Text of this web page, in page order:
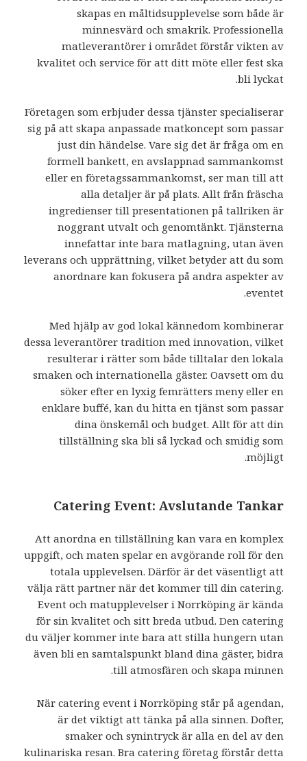
skapas en måltidsupplevelse som både är
minnesvärd och smakrik. Professionella
matleverantörer i området förstår vikten av
kvalitet och service för att ditt möte eller fest ska
bli lyckat.
Företagen som erbjuder dessa tjänster specialiserar
sig på att skapa anpassade matkoncept som passar
just din händelse. Vare sig det är fråga om en
formell bankett, en avslappnad sammankomst
eller en företagssammankomst, ser man till att
alla detaljer är på plats. Allt från fräscha
ingredienser till presentationen på tallriken är
noggrant utvalt och genomtänkt. Tjänsterna
innefattar inte bara matlagning, utan även
leverans och upprättning, vilket betyder att du som
anordnare kan fokusera på andra aspekter av
eventet.
Med hjälp av god lokal kännedom kombinerar
dessa leverantörer tradition med innovation, vilket
resulterar i rätter som både tilltalar den lokala
smaken och internationella gäster. Oavsett om du
söker efter en lyxig femrätters meny eller en
enklare buffé, kan du hitta en tjänst som passar
dina önskemål och budget. Allt för att din
tillställning ska bli så lyckad och smidig som
möjligt.
Catering Event: Avslutande Tankar
Att anordna en tillställning kan vara en komplex
uppgift, och maten spelar en avgörande roll för den
totala upplevelsen. Därför är det väsentligt att
välja rätt partner när det kommer till din catering.
Event och matupplevelser i Norrköping är kända
för sin kvalitet och sitt breda utbud. Den catering
du väljer kommer inte bara att stilla hungern utan
även bli en samtalspunkt bland dina gäster, bidra
till atmosfären och skapa minnen.
När catering event i Norrköping står på agendan,
är det viktigt att tänka på alla sinnen. Dofter,
smaker och synintryck är alla en del av den
kulinariska resan. Bra catering företag förstår detta